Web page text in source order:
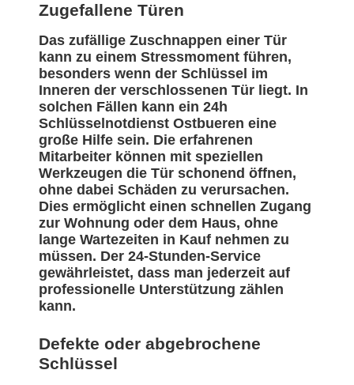
Zugefallene Türen
Das zufällige Zuschnappen einer Tür
kann zu einem Stressmoment führen,
besonders wenn der Schlüssel im
Inneren der verschlossenen Tür liegt. In
solchen Fällen kann ein 24h
Schlüsselnotdienst Ostbueren eine
große Hilfe sein. Die erfahrenen
Mitarbeiter können mit speziellen
Werkzeugen die Tür schonend öffnen,
ohne dabei Schäden zu verursachen.
Dies ermöglicht einen schnellen Zugang
zur Wohnung oder dem Haus, ohne
lange Wartezeiten in Kauf nehmen zu
müssen. Der 24-Stunden-Service
gewährleistet, dass man jederzeit auf
professionelle Unterstützung zählen
kann.
Defekte oder abgebrochene
Schlüssel